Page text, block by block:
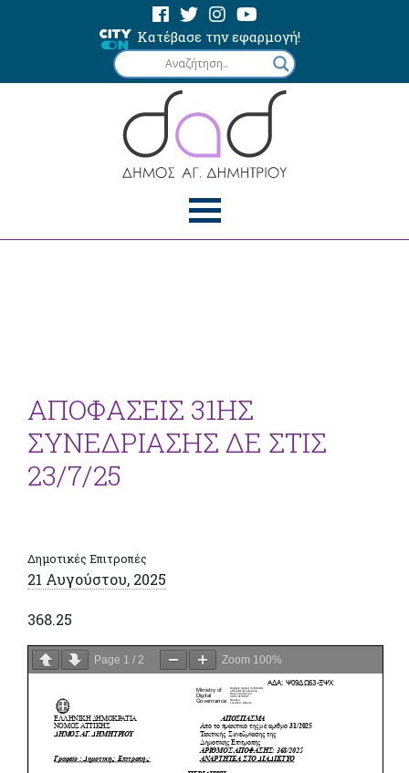
Κατέβασε την εφαρμογή!
ΑΠΟΦΑΣΕΙΣ 31ΗΣ
ΣΥΝΕΔΡΙΑΣΗΣ ΔΕ ΣΤΙΣ
23/7/25
Δημοτικές Επιτροπές
21 Αυγούστου, 2025
368.25
Page 1 / 2 Zoom 100%